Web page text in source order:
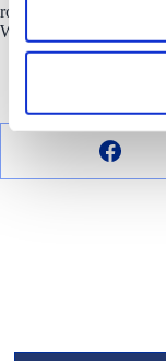
rozwiązania, bo jak
Winners Take It All”